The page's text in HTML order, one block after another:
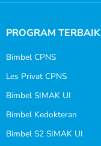
PROGRAM TERBAIK
Bimbel CPNS
Les Privat CPNS
Bimbel SIMAK UI
Bimbel Kedokteran
Bimbel S2 SIMAK UI